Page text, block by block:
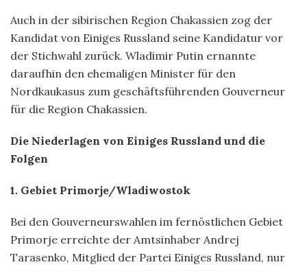
Auch in der sibirischen Region Chakassien zog der
Kandidat von Einiges Russland seine Kandidatur vor
der Stichwahl zurück. Wladimir Putin ernannte
daraufhin den ehemaligen Minister für den
Nordkaukasus zum geschäftsführenden Gouverneur
für die Region Chakassien.
Die Niederlagen von Einiges Russland und die
Folgen
1. Gebiet Primorje/Wladiwostok
Bei den Gouverneurswahlen im fernöstlichen Gebiet
Primorje erreichte der Amtsinhaber Andrej
Tarasenko, Mitglied der Partei Einiges Russland, nur